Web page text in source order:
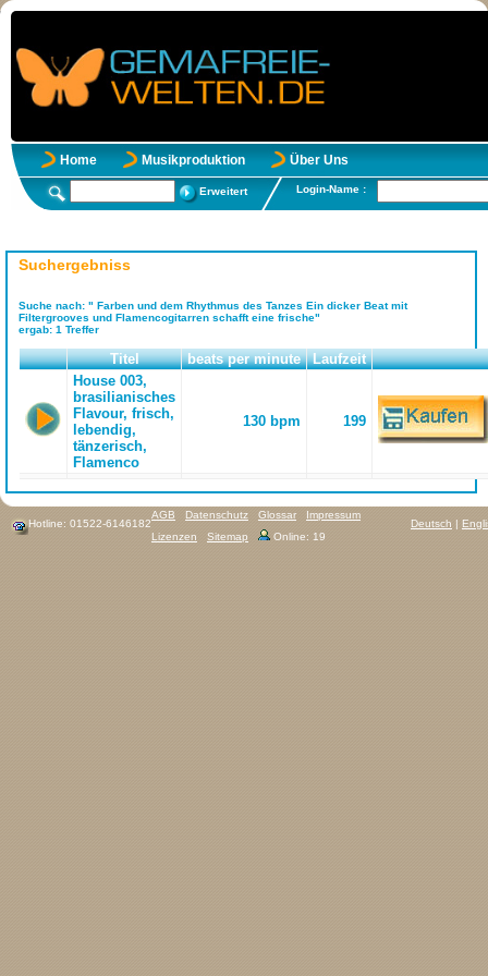
Home Musikproduktion Über Uns
Erweitert Login-Name :
Suchergebniss
Suche nach: " Farben und dem Rhythmus des Tanzes Ein dicker Beat mit
Filtergrooves und Flamencogitarren schafft eine frische"
ergab: 1 Treffer
Titel beats per minute
Laufzeit
House 003,
brasilianisches
Flavour, frisch,
lebendig,
tänzerisch,
Flamenco
130 bpm 199
Hotline: 01522-6146182 Deutsch |
AGB Datenschutz Glossar
Impressum
Lizenzen
Sitemap Online: 19